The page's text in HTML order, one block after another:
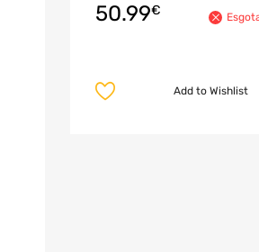
50.99€
Add to Wishlist